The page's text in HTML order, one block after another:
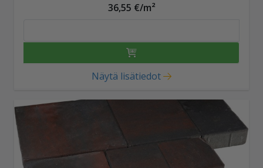
36,55 €/m²
Näytä lisätiedot